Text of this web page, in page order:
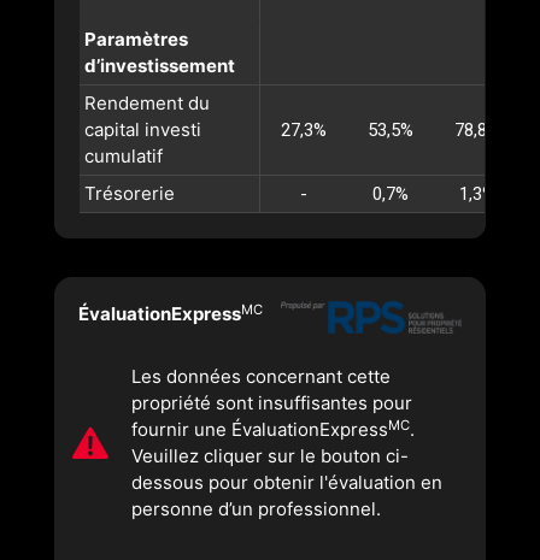
Paramètres
d’investissement
Rendement du
capital investi
cumulatif
27,3% 53,5% 78,8%
Trésorerie - 0,7% 1,3%
ÉvaluationExpressMC
Les données concernant cette
propriété sont insuffisantes pour
fournir une ÉvaluationExpressMC.
Veuillez cliquer sur le bouton ci-
dessous pour obtenir l'évaluation en
personne d’un professionnel.